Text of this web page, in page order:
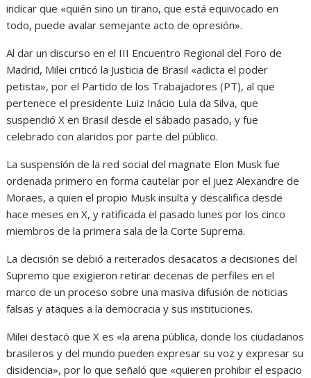
indicar que «quién sino un tirano, que está equivocado en
todo, puede avalar semejante acto de opresión».
Al dar un discurso en el III Encuentro Regional del Foro de
Madrid, Milei criticó la Justicia de Brasil «adicta el poder
petista», por el Partido de los Trabajadores (PT), al que
pertenece el presidente Luiz Inácio Lula da Silva, que
suspendió X en Brasil desde el sábado pasado, y fue
celebrado con alaridos por parte del público.
La suspensión de la red social del magnate Elon Musk fue
ordenada primero en forma cautelar por el juez Alexandre de
Moraes, a quien el propio Musk insulta y descalifica desde
hace meses en X, y ratificada el pasado lunes por los cinco
miembros de la primera sala de la Corte Suprema.
La decisión se debió a reiterados desacatos a decisiones del
Supremo que exigieron retirar decenas de perfiles en el
marco de un proceso sobre una masiva difusión de noticias
falsas y ataques a la democracia y sus instituciones.
Milei destacó que X es «la arena pública, donde los ciudadanos
brasileros y del mundo pueden expresar su voz y expresar su
disidencia», por lo que señaló que «quieren prohibir el espacio